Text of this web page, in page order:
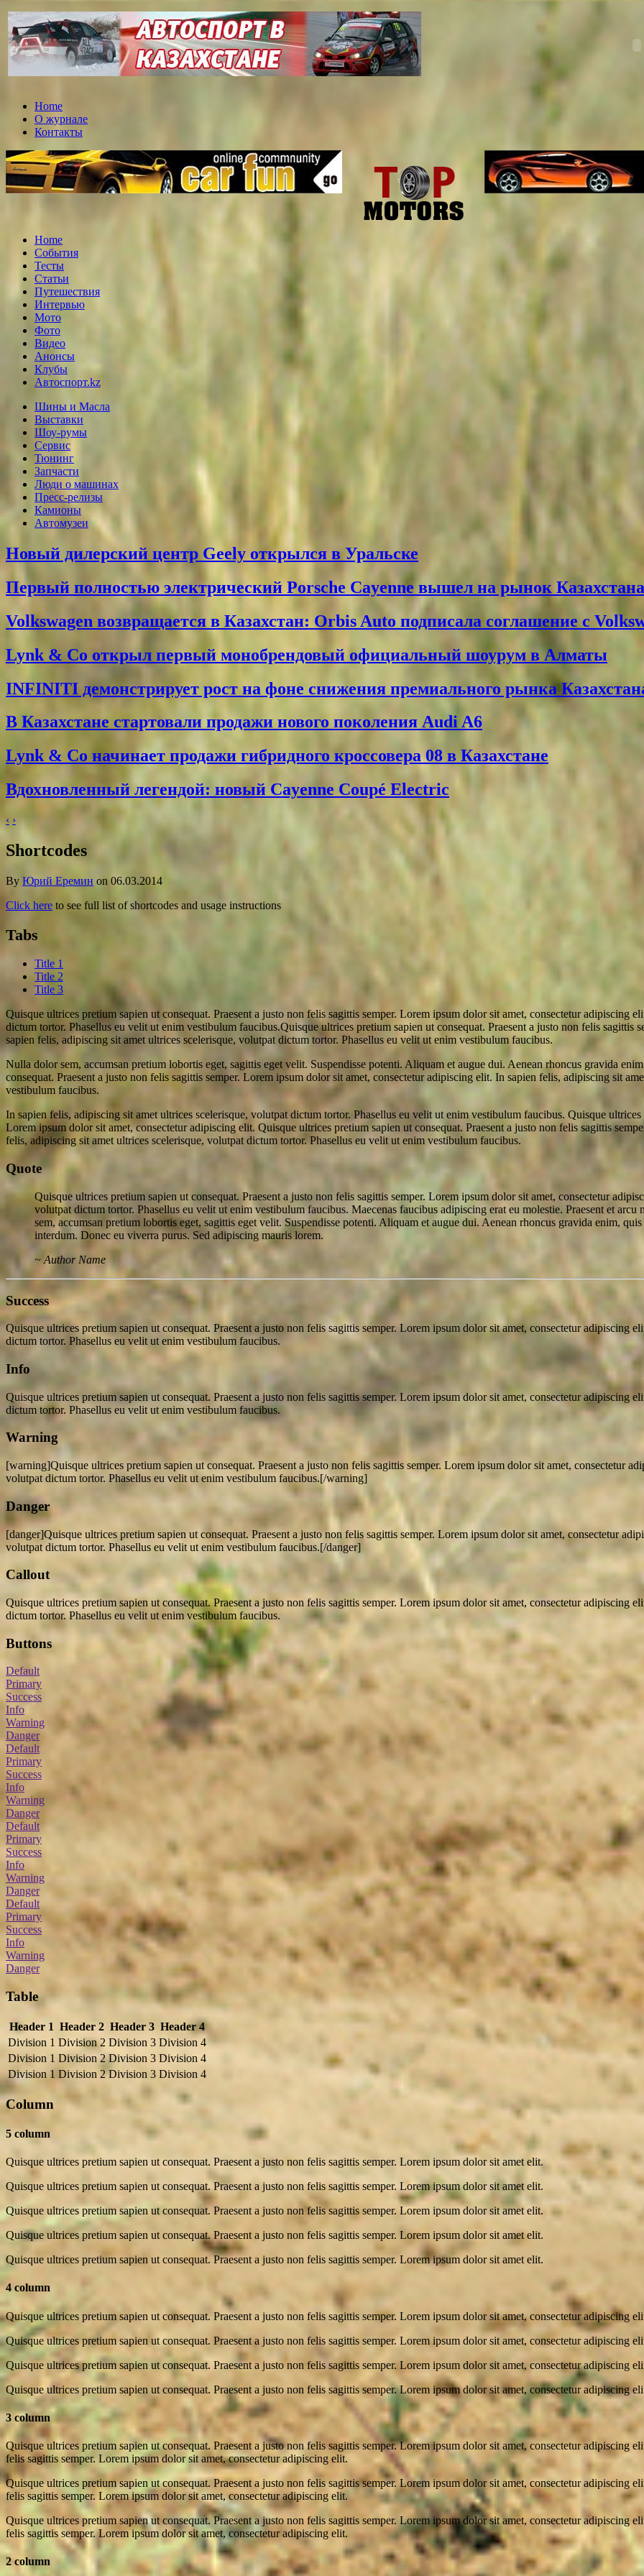
Home
О журнале
Контакты
Home
События
Тесты
Статьи
Путешествия
Интервью
Мото
Фото
Видео
Анонсы
Клубы
Автоспорт.kz
Шины и Масла
Выставки
Шоу-румы
Сервис
Тюнинг
Запчасти
Люди о машинах
Пресс-релизы
Камионы
Автомузеи
Новый дилерский центр Geely открылся в Уральске
Первый полностью электрический Porsche Cayenne вышел на рынок Казахстана
Volkswagen возвращается в Казахстан: Orbis Auto подписала соглашение с
Lynk & Co открыл первый монобрендовый официальный шоурум в Алматы
INFINITI демонстрирует рост на фоне снижения премиального рынка
В Казахстане стартовали продажи нового поколения Audi A6
Lynk & Co начинает продажи гибридного кроссовера 08 в Казахстане
Вдохновленный легендой: новый Cayenne Coupé Electric
‹ ›
Shortcodes
By Юрий Еремин on 06.03.2014
Click here to see full list of shortcodes and usage instructions
Tabs
Title 1
Title 2
Title 3
Quisque ultrices pretium sapien ut consequat. Praesent a justo non felis sagittis semper. Lorem ipsum dolor sit amet, consectetur adipiscing
dictum tortor. Phasellus eu velit ut enim vestibulum faucibus.Quisque ultrices pretium sapien ut consequat. Praesent a justo non felis
sapien felis, adipiscing sit amet ultrices scelerisque, volutpat dictum tortor. Phasellus eu velit ut enim vestibulum faucibus.
Nulla dolor sem, accumsan pretium lobortis eget, sagittis eget velit. Suspendisse potenti. Aliquam et augue dui. Aenean rhoncus gravida
consequat. Praesent a justo non felis sagittis semper. Lorem ipsum dolor sit amet, consectetur adipiscing elit. In sapien felis, adipiscing sit
vestibulum faucibus.
In sapien felis, adipiscing sit amet ultrices scelerisque, volutpat dictum tortor. Phasellus eu velit ut enim vestibulum faucibus. Quisque
Lorem ipsum dolor sit amet, consectetur adipiscing elit. Quisque ultrices pretium sapien ut consequat. Praesent a justo non felis sagittis
felis, adipiscing sit amet ultrices scelerisque, volutpat dictum tortor. Phasellus eu velit ut enim vestibulum faucibus.
Quote
Quisque ultrices pretium sapien ut consequat. Praesent a justo non felis sagittis semper. Lorem ipsum dolor sit amet, consectetur
volutpat dictum tortor. Phasellus eu velit ut enim vestibulum faucibus. Maecenas faucibus adipiscing erat eu molestie. Praesent et
sem, accumsan pretium lobortis eget, sagittis eget velit. Suspendisse potenti. Aliquam et augue dui. Aenean rhoncus gravida enim,
interdum. Donec eu viverra purus. Sed adipiscing mauris lorem.
~ Author Name
Success
Quisque ultrices pretium sapien ut consequat. Praesent a justo non felis sagittis semper. Lorem ipsum dolor sit amet, consectetur adipiscing
dictum tortor. Phasellus eu velit ut enim vestibulum faucibus.
Info
Quisque ultrices pretium sapien ut consequat. Praesent a justo non felis sagittis semper. Lorem ipsum dolor sit amet, consectetur adipiscing
dictum tortor. Phasellus eu velit ut enim vestibulum faucibus.
Warning
[warning]Quisque ultrices pretium sapien ut consequat. Praesent a justo non felis sagittis semper. Lorem ipsum dolor sit amet, consectetur
volutpat dictum tortor. Phasellus eu velit ut enim vestibulum faucibus.[/warning]
Danger
[danger]Quisque ultrices pretium sapien ut consequat. Praesent a justo non felis sagittis semper. Lorem ipsum dolor sit amet, consectetur
volutpat dictum tortor. Phasellus eu velit ut enim vestibulum faucibus.[/danger]
Callout
Quisque ultrices pretium sapien ut consequat. Praesent a justo non felis sagittis semper. Lorem ipsum dolor sit amet, consectetur adipiscing
dictum tortor. Phasellus eu velit ut enim vestibulum faucibus.
Buttons
Default
Primary
Success
Info
Warning
Danger
Default
Primary
Success
Info
Warning
Danger
Default
Primary
Success
Info
Warning
Danger
Default
Primary
Success
Info
Warning
Danger
Table
Header 1 Header 2 Header 3 Header 4
Division 1 Division 2 Division 3 Division 4
Division 1 Division 2 Division 3 Division 4
Division 1 Division 2 Division 3 Division 4
Column
5 column
Quisque ultrices pretium sapien ut consequat. Praesent a justo non felis sagittis semper. Lorem ipsum dolor sit amet elit.
Quisque ultrices pretium sapien ut consequat. Praesent a justo non felis sagittis semper. Lorem ipsum dolor sit amet elit.
Quisque ultrices pretium sapien ut consequat. Praesent a justo non felis sagittis semper. Lorem ipsum dolor sit amet elit.
Quisque ultrices pretium sapien ut consequat. Praesent a justo non felis sagittis semper. Lorem ipsum dolor sit amet elit.
Quisque ultrices pretium sapien ut consequat. Praesent a justo non felis sagittis semper. Lorem ipsum dolor sit amet elit.
4 column
Quisque ultrices pretium sapien ut consequat. Praesent a justo non felis sagittis semper. Lorem ipsum dolor sit amet, consectetur adipiscing
Quisque ultrices pretium sapien ut consequat. Praesent a justo non felis sagittis semper. Lorem ipsum dolor sit amet, consectetur adipiscing
Quisque ultrices pretium sapien ut consequat. Praesent a justo non felis sagittis semper. Lorem ipsum dolor sit amet, consectetur adipiscing
Quisque ultrices pretium sapien ut consequat. Praesent a justo non felis sagittis semper. Lorem ipsum dolor sit amet, consectetur adipiscing
3 column
Quisque ultrices pretium sapien ut consequat. Praesent a justo non felis sagittis semper. Lorem ipsum dolor sit amet, consectetur adipiscing
felis sagittis semper. Lorem ipsum dolor sit amet, consectetur adipiscing elit.
Quisque ultrices pretium sapien ut consequat. Praesent a justo non felis sagittis semper. Lorem ipsum dolor sit amet, consectetur adipiscing
felis sagittis semper. Lorem ipsum dolor sit amet, consectetur adipiscing elit.
Quisque ultrices pretium sapien ut consequat. Praesent a justo non felis sagittis semper. Lorem ipsum dolor sit amet, consectetur adipiscing
felis sagittis semper. Lorem ipsum dolor sit amet, consectetur adipiscing elit.
2 column